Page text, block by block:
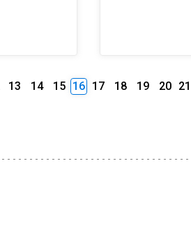
13 14 15 16 17 18 19 20 21